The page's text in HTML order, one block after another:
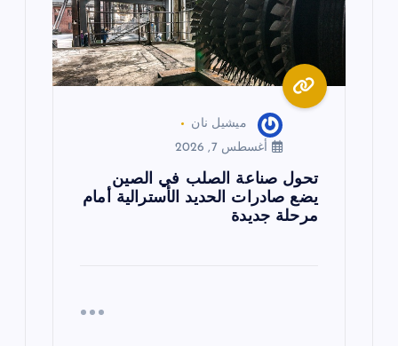
ميشيل نان
أغسطس 7, 2026
تحول صناعة الصلب في الصين
يضع صادرات الحديد الأسترالية أمام
مرحلة جديدة